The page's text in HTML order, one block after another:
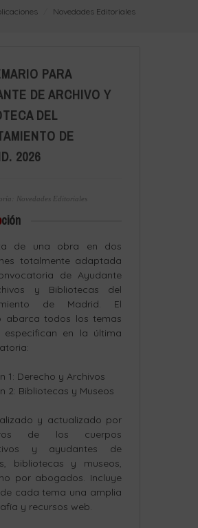
Novedades Editoriales
PARA
DE ARCHIVO Y
DEL
DE
2026
Novedades Editoriales
ción
de una obra en dos
totalmente adaptada
de Ayudante
y Bibliotecas del
de Madrid. El
abarca todos los temas
especifican en la última
1: Derecho y Archivos
2: Bibliotecas y Museos
y actualizado por
de los cuerpos
y ayudantes de
bibliotecas y museos,
por abogados. Incluye
cada tema una amplia
y recursos web.